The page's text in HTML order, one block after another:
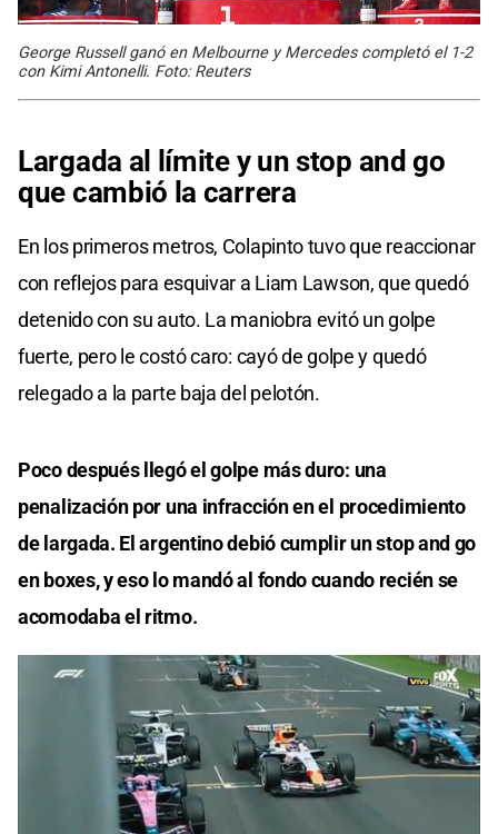
George Russell ganó en Melbourne y Mercedes completó el 1-2
con Kimi Antonelli. Foto: Reuters
Largada al límite y un stop and go
que cambió la carrera
En los primeros metros, Colapinto tuvo que reaccionar
con reflejos para esquivar a Liam Lawson, que quedó
detenido con su auto. La maniobra evitó un golpe
fuerte, pero le costó caro: cayó de golpe y quedó
relegado a la parte baja del pelotón.
Poco después llegó el golpe más duro: una
penalización por una infracción en el procedimiento
de largada. El argentino debió cumplir un stop and go
en boxes, y eso lo mandó al fondo cuando recién se
acomodaba el ritmo.